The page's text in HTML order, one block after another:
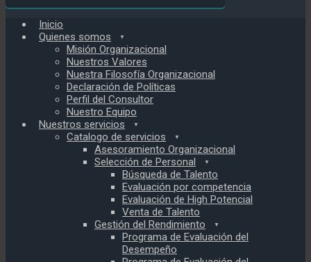
Inicio
Quienes somos
Misión Organizacional
Nuestros Valores
Nuestra Filosofía Organizacional
Declaración de Políticas
Perfil del Consultor
Nuestro Equipo
Nuestros servicios
Catalogo de servicios
Asesoramiento Organizacional
Selección de Personal
Búsqueda de Talento
Evaluación por competencia
Evaluación de High Potencial
Venta de Talento
Gestión del Rendimiento
Programa de Evaluación del
Desempeño